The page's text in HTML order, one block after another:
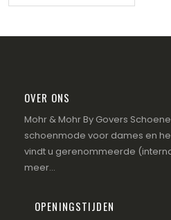
OVER ONS
Mohr & Mohr By Govers
schoenmode voor dames en
vindt u gerenommeerde
meer...
OPENINGSTIJDEN